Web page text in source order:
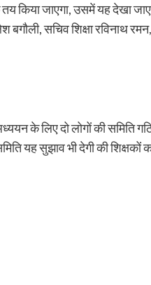
जाएगा, उसमें यह देखा
सचिव शिक्षा रविनाथ रमन,
के लिए दो लोगों की समिति
यह सुझाव भी देगी की